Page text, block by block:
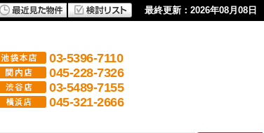
最終更新：2026年08月08日
03-5396-7110
045-228-7326
03-5489-7155
045-321-2666